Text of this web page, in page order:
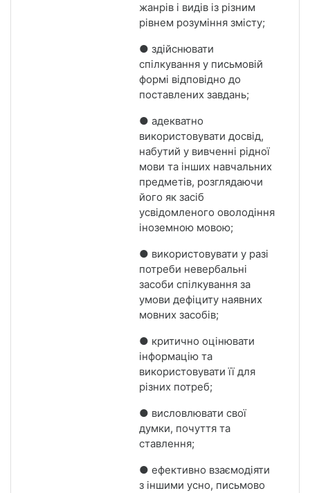
жанрів і видів із різним
рівнем розуміння змісту;
● здійснювати
спілкування у письмовій
формі відповідно до
поставлених завдань;
● адекватно
використовувати досвід,
набутий у вивченні рідної
мови та інших навчальних
предметів, розглядаючи
його як засіб
усвідомленого оволодіння
іноземною мовою;
● використовувати у разі
потреби невербальні
засоби спілкування за
умови дефіциту наявних
мовних засобів;
● критично оцінювати
інформацію та
використовувати її для
різних потреб;
● висловлювати свої
думки, почуття та
ставлення;
● ефективно взаємодіяти
з іншими усно, письмово